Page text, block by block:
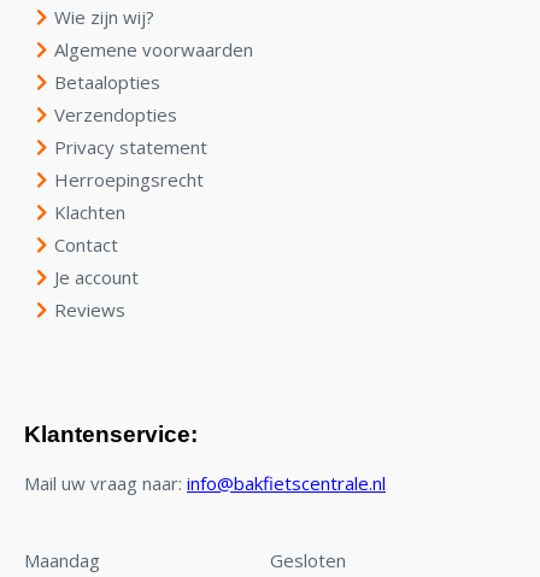
Wie zijn wij?
Algemene voorwaarden
Betaalopties
Verzendopties
Privacy statement
Herroepingsrecht
Klachten
Contact
Je account
Reviews
Klantenservice:
Mail uw vraag naar: info@bakfietscentrale.nl
Maandag
Gesloten